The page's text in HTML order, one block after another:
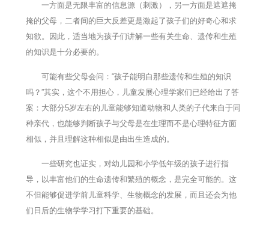
一方面是无限丰富的信息源（刺激），另一方面是遮遮掩
掩的父母，二者间的巨大反差更是激起了孩子们的好奇心和求
知欲。因此，适当地为孩子们讲解一些有关生命、遗传和生殖
的知识是十分必要的。
可能有些父母会问：“孩子能明白那些遗传和生殖的知识
吗？”其实，这个不用担心，儿童发展心理学家们已经给出了答
案：大部分5岁左右的儿童能够知道动物和人类的子代来自于同
种亲代，也能够判断孩子与父母是在生理而不是心理特征方面
相似，并且理解这种相似是由出生造成的。
一些研究也证实，对幼儿园和小学低年级的孩子进行指
导，以丰富他们的生命遗传和繁殖的概念，是完全可能的。这
不但能够促进学前儿童科学、生物概念的发展，而且还会为他
们日后的生物学学习打下重要的基础。